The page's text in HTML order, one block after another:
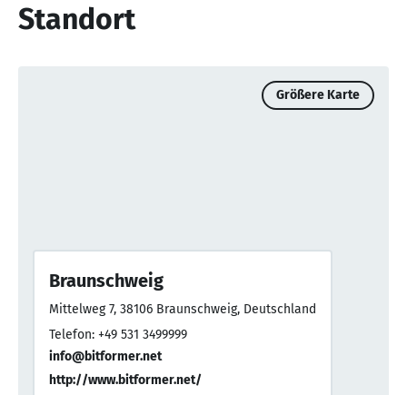
Standort
Größere Karte
Braunschweig
Mittelweg 7, 38106 Braunschweig, Deutschland
Telefon: +49 531 3499999
info@bitformer.net
http://www.bitformer.net/